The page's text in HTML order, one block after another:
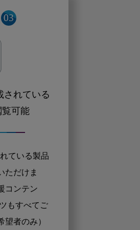
されている
覧可能
ている製品
ただけま
コンテン
もすべてご
望者のみ）